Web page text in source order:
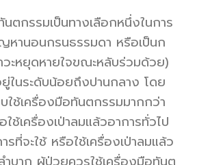
นตกรรมเป็นทางเลือกหนึ่งในการ
านอนกรนธรรมดา หรือเป็นก
ะหยุดหายใจขณะหลับร่วมด้วย)
ในระดับน้อยถึงปานกลาง โดย
ใช้เครื่องมือทันตกรรมมากกว่า
ใช้เครื่องเป่าลมแล้วอาการทั่วไป
ที่จะใช้ หรือใช้เครื่องเป่าลมแล้ว